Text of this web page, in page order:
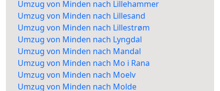
Umzug von Minden nach Lillehammer
Umzug von Minden nach Lillesand
Umzug von Minden nach Lillestrøm
Umzug von Minden nach Lyngdal
Umzug von Minden nach Mandal
Umzug von Minden nach Mo i Rana
Umzug von Minden nach Moelv
Umzug von Minden nach Molde